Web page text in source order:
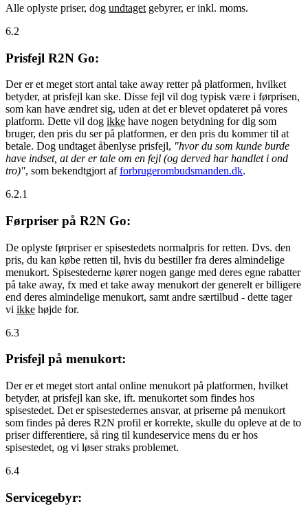
Alle oplyste priser, dog undtaget gebyrer, er inkl. moms.
6.2
Prisfejl R2N Go:
Der er et meget stort antal take away retter på platformen, hvilket
betyder, at prisfejl kan ske. Disse fejl vil dog typisk være i førprisen,
som kan have ændret sig, uden at det er blevet opdateret på vores
platform. Dette vil dog ikke have nogen betydning for dig som
bruger, den pris du ser på platformen, er den pris du kommer til at
betale. Dog undtaget åbenlyse prisfejl, "hvor du som kunde burde
have indset, at der er tale om en fejl (og derved har handlet i ond
tro)", som bekendtgjort afforbrugerombudsmanden.dk.
6.2.1
Førpriser på R2N Go:
De oplyste førpriser er spisestedets normalpris for retten. Dvs. den
pris, du kan købe retten til, hvis du bestiller fra deres almindelige
menukort. Spisestederne kører nogen gange med deres egne rabatter
på take away, fx med et take away menukort der generelt er billigere
end deres almindelige menukort, samt andre særtilbud - dette tager
vi ikke højde for.
6.3
Prisfejl på menukort:
Der er et meget stort antal online menukort på platformen, hvilket
betyder, at prisfejl kan ske, ift. menukortet som findes hos
spisestedet. Det er spisestedernes ansvar, at priserne på menukort
som findes på deres R2N profil er korrekte, skulle du opleve at de to
priser differentiere, så ring til kundeservice mens du er hos
spisestedet, og vi løser straks problemet.
6.4
Servicegebyr: